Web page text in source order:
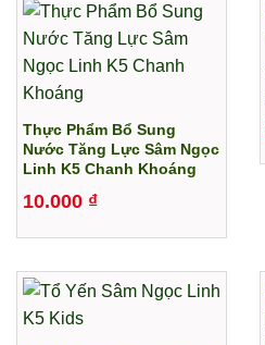
Thực Phẩm Bổ Sung
Nước Tăng Lực Sâm Ngọc
Linh K5 Chanh Khoáng
10.000 ₫